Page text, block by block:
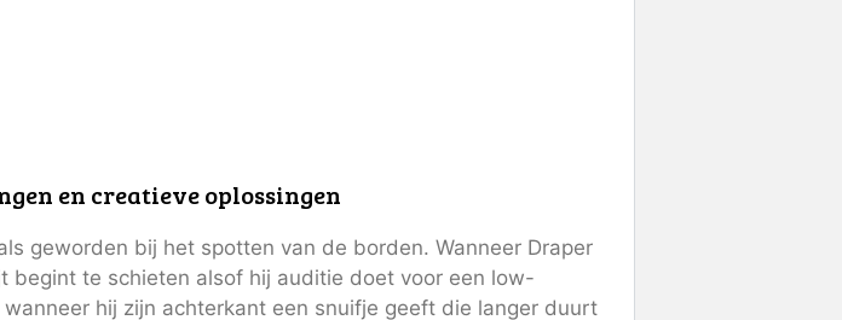
en creatieve oplossingen
geworden bij het spotten van de borden. Wanneer Draper
begint te schieten alsof hij auditie doet voor een low-
hij zijn achterkant een snuifje geeft die langer duurt